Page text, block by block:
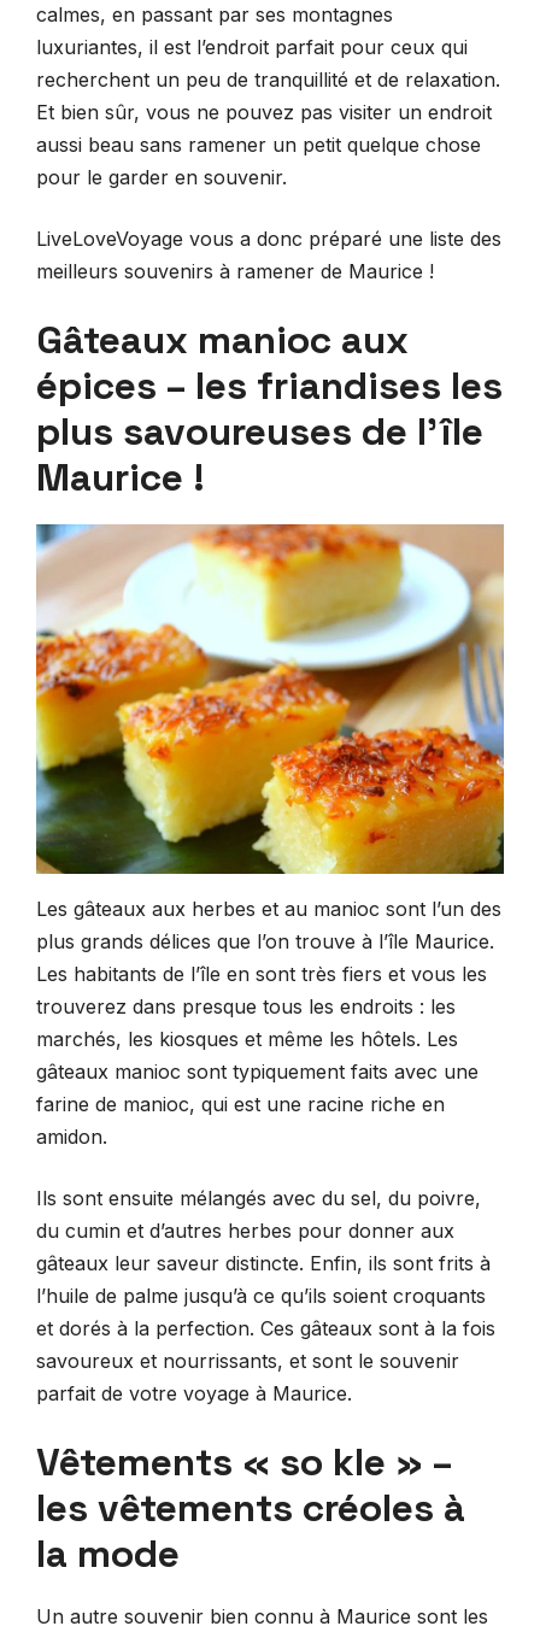
calmes, en passant par ses montagnes
luxuriantes, il est l’endroit parfait pour ceux qui
recherchent un peu de tranquillité et de relaxation.
Et bien sûr, vous ne pouvez pas visiter un endroit
aussi beau sans ramener un petit quelque chose
pour le garder en souvenir.
LiveLoveVoyage vous a donc préparé une liste des
meilleurs souvenirs à ramener de Maurice !
Gâteaux manioc aux
épices – les friandises les
plus savoureuses de l’île
Maurice !
Les gâteaux aux herbes et au manioc sont l’un des
plus grands délices que l’on trouve à l’île Maurice.
Les habitants de l’île en sont très fiers et vous les
trouverez dans presque tous les endroits : les
marchés, les kiosques et même les hôtels. Les
gâteaux manioc sont typiquement faits avec une
farine de manioc, qui est une racine riche en
amidon.
Ils sont ensuite mélangés avec du sel, du poivre,
du cumin et d’autres herbes pour donner aux
gâteaux leur saveur distincte. Enfin, ils sont frits à
l’huile de palme jusqu’à ce qu’ils soient croquants
et dorés à la perfection. Ces gâteaux sont à la fois
savoureux et nourrissants, et sont le souvenir
parfait de votre voyage à Maurice.
Vêtements « so kle » –
les vêtements créoles à
la mode
Un autre souvenir bien connu à Maurice sont les